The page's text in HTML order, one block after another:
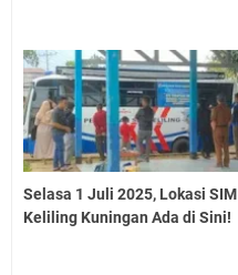
Selasa 1 Juli 2025, Lokasi SIM
Keliling Kuningan Ada di Sini!